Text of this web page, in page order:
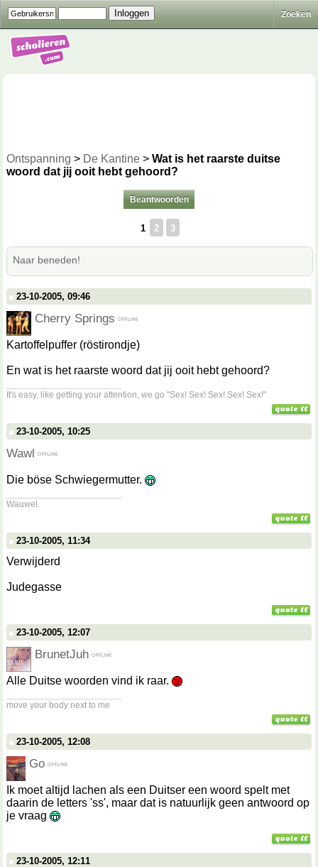
Zoeken
Ontspanning > De Kantine > Wat is het raarste duitse
woord dat jij ooit hebt gehoord?
Beantwoorden
1 2 3
Naar beneden!
23-10-2005, 09:46
Cherry Springs
Kartoffelpuffer (röstirondje)
En wat is het raarste woord dat jij ooit hebt gehoord?
It's easy, like getting your attention, we go "Sex! Sex! Sex! Sex! Sex!"
23-10-2005, 10:25
Wawl
Die böse Schwiegermutter.
Wauwel.
23-10-2005, 11:34
Verwijderd
Judegasse
23-10-2005, 12:07
BrunetJuh
Alle Duitse woorden vind ik raar.
move your body next to me
23-10-2005, 12:08
Go
Ik moet altijd lachen als een Duitser een woord spelt met
daarin de letters 'ss', maar dat is natuurlijk geen antwoord op
je vraag
23-10-2005, 12:11